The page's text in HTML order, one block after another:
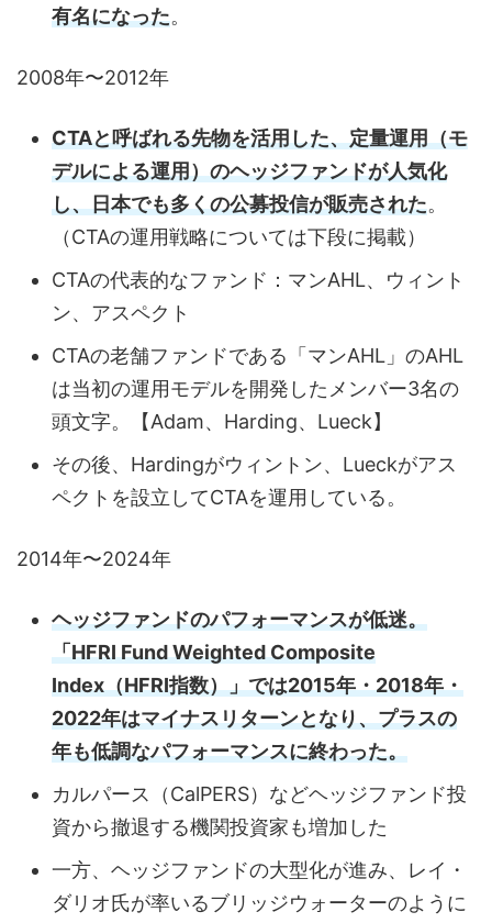
有名になった。
2008年〜2012年
CTAと呼ばれる先物を活用した、定量運用（モ
デルによる運用）のヘッジファンドが人気化
し、日本でも多くの公募投信が販売された。
（CTAの運用戦略については下段に掲載）
CTAの代表的なファンド：マンAHL、ウィント
ン、アスペクト
CTAの老舗ファンドである「マンAHL」のAHL
は当初の運用モデルを開発したメンバー3名の
頭文字。【Adam、Harding、Lueck】
その後、Hardingがウィントン、Lueckがアス
ペクトを設立してCTAを運用している。
2014年〜2024年
ヘッジファンドのパフォーマンスが低迷。
「HFRI Fund Weighted Composite
Index（HFRI指数）」では2015年・2018年・
2022年はマイナスリターンとなり、プラスの
年も低調なパフォーマンスに終わった。
カルパース（CalPERS）などヘッジファンド投
資から撤退する機関投資家も増加した
一方、ヘッジファンドの大型化が進み、レイ・
ダリオ氏が率いるブリッジウォーターのように